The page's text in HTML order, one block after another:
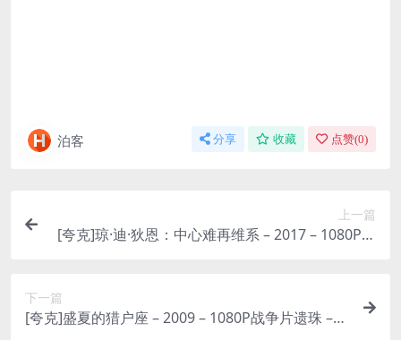
泊客 分享 收藏 点赞(0)
上一篇
[夸克]琼·迪·狄恩：中心难再维系 – 2017 – 1080P豆
下一篇
[夸克]盛夏的猎户座 – 2009 – 1080P战争片遗珠 –